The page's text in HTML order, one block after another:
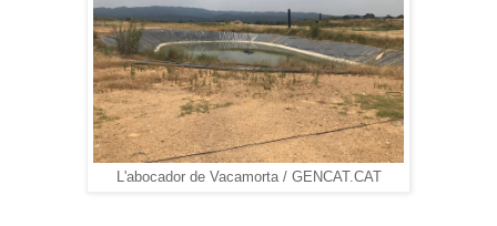
L'abocador de Vacamorta / GENCAT.CAT